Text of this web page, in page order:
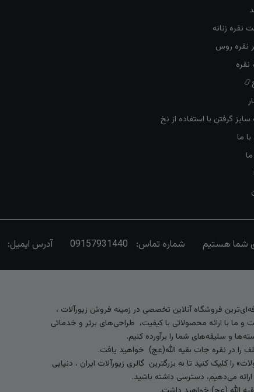
نقره زنانه
نقره روس
گرفتن با استفاده از نخ
ما
شماره تماس: 09157931440 آدرس ایمیل:
فروشگاه آنلاین تخصصی در زمینه فروش زیورآلات ،
ما با ارائه محصولاتی با کیفیت، طراحی‌های برتر و خدماتی
و سلیقه‌های شما را برآورده کنیم.
را در نقره جات بقیه الله(عج) خواهید یافت.
کلیک کنید تا به بزرگترین گالری زیورآلات ایران ، دنیایی
می‌دهیم، دسترسی داشته باشید.